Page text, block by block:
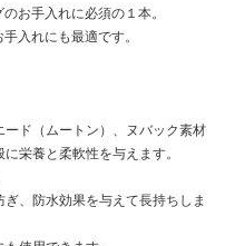
お手入れに必須の１本。
入れにも最適です。
ド（ムートン）、ヌバック素材
栄養と柔軟性を与えます。
、防水効果を与えて長持ちしま